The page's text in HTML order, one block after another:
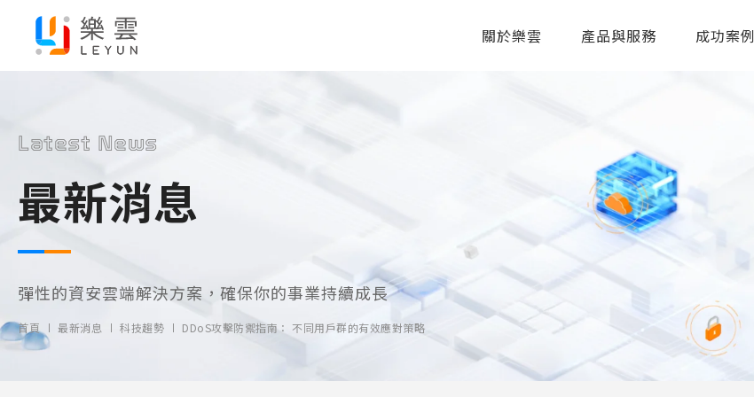
關於樂雲 產品與服務 成功案例
Latest News
最新消息
彈性的資安雲端解決方案，確保你的事業持續成長
首頁 最新消息 科技趨勢 DDoS攻擊防禦指南： 不同用戶群的有效應對策略